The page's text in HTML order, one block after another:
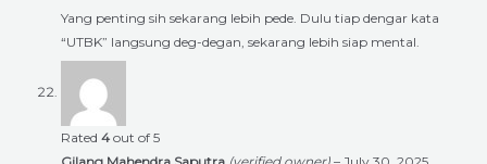
Yang penting sih sekarang lebih pede. Dulu tiap dengar kata
“UTBK” langsung deg-degan, sekarang lebih siap mental.
Rated 4 out of 5